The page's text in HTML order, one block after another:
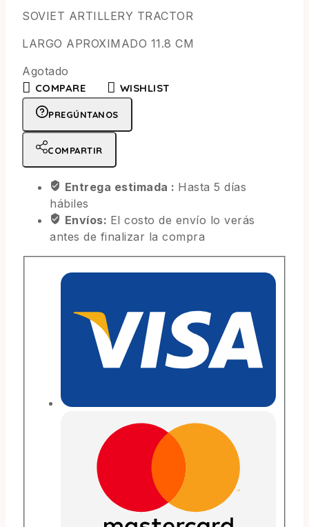
SOVIET ARTILLERY TRACTOR
LARGO APROXIMADO 11.8 CM
Agotado
COMPARE WISHLIST
PREGÚNTANOS
COMPARTIR
Entrega estimada : Hasta 5 días
hábiles
Envíos: El costo de envío lo verás
antes de finalizar la compra